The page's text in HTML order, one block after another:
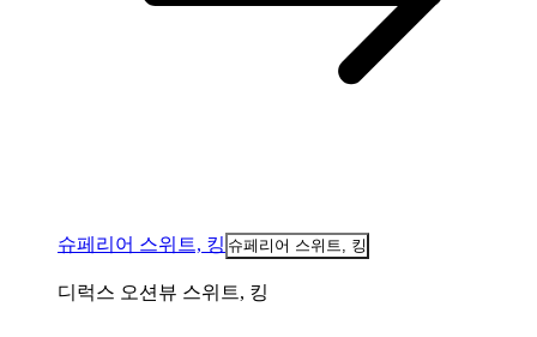
슈페리어 스위트, 킹 슈페리어 스위트, 킹
디럭스 오션뷰 스위트, 킹